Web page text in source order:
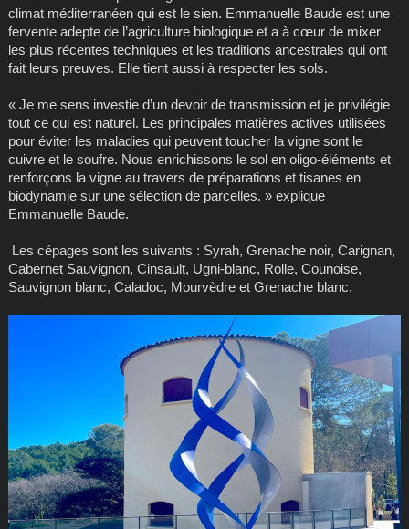
climat méditerranéen qui est le sien. Emmanuelle Baude est une
fervente adepte de l’agriculture biologique et a à cœur de mixer
les plus récentes techniques et les traditions ancestrales qui ont
fait leurs preuves. Elle tient aussi à respecter les sols.
« Je me sens investie d’un devoir de transmission et je privilégie
tout ce qui est naturel. Les principales matières actives utilisées
pour éviter les maladies qui peuvent toucher la vigne sont le
cuivre et le soufre. Nous enrichissons le sol en oligo-éléments et
renforçons la vigne au travers de préparations et tisanes en
biodynamie sur une sélection de parcelles. » explique
Emmanuelle Baude.
Les cépages sont les suivants : Syrah, Grenache noir, Carignan,
Cabernet Sauvignon, Cinsault, Ugni-blanc, Rolle, Counoise,
Sauvignon blanc, Caladoc, Mourvèdre et Grenache blanc.